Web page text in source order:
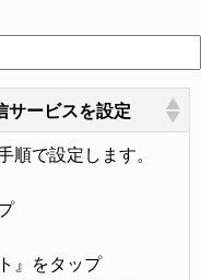
サービスを設定
順で設定します。
』をタップ